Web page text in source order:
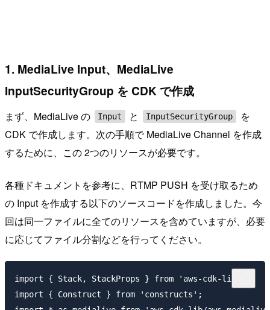
1. MediaLive Input、MediaLive
InputSecurityGroup を CDK で作成
まず、MediaLive の Input と InputSecurityGroup
を
CDK で作成します。次の手順で MediaLive Channel を作成
するために、この 2つのリソースが必要です。
各種ドキュメントを参考に、RTMP PUSH を受け取るため
の Input を作成する以下のソースコードを作成しました。今
回は同一ファイルに全てのリソースを含めていますが、必要
に応じてファイル分割などを行ってください。
import { Stack, StackProps } from 'aws-cdk-lib';
import { Construct } from 'constructs';